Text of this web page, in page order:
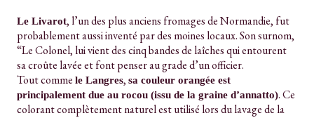
Le Livarot, l’un des plus anciens fromages de Normandie, fut
probablement aussi inventé par des moines locaux. Son surnom,
“Le Colonel, lui vient des cinq bandes de laîches qui entourent
sa croûte lavée et font penser au grade d’un officier.
Tout comme le Langres, sa couleur orangée est
principalement due au rocou (issu de la graine d’annatto). Ce
colorant complètement naturel est utilisé lors du lavage de la